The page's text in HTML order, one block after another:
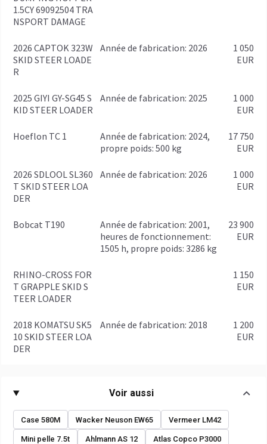
1.5CY 69092504 TRA
NSPORT DAMAGE
2026 CAPTOK 323W
SKID STEER LOADE
R
année de fabrication: 2026
1 050
EUR
2025 GIYI GY-SG45 S
KID STEER LOADER
année de fabrication: 2025
1 000
EUR
Hoeflon TC 1
année de fabrication: 2024,
propre poids: 500 kg
17 750
EUR
2026 SDLOOL SL360
T SKID STEER LOA
DER
année de fabrication: 2026
1 000
EUR
Bobcat T190
année de fabrication: 2001,
heures de fonctionnement:
1505 h, propre poids: 3286 kg
23 900
EUR
RHINO-CROSS FOR
T GRAPPLE SKID S
TEER LOADER
1 150
EUR
2018 KOMATSU SK5
10 SKID STEER LOA
DER
année de fabrication: 2018
1 200
EUR
Voir aussi
Case 580M Wacker Neuson EW65 Vermeer LM42
Mini pelle 7.5t Ahlmann AS 12 Atlas Copco P3000